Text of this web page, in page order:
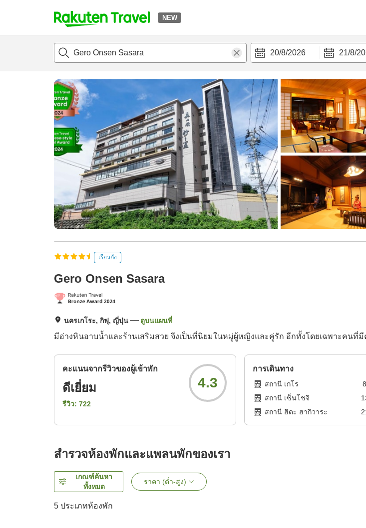
NEW
t
p
a
g
e
_
s
e
a
r
c
20/8/2026 21/8/
แนะนำที่พักห้องพักและแพลนพัก
เรียวกัง
Gero Onsen Sasara
นครเกโระ, กิฟุ, ญี่ปุ่น ดูบนแผนที่
มีอ่างหินอาบน้ำและร้านเสริมสวย จึงเป็นที่นิยมในหมู่ผู้หญิงและคู่รัก อีกทั้งโดยเฉพาะคนที่มี
คะแนนจากรีวิวของผู้เข้าพัก
ดีเยี่ยม
รีวิว: 722
4.3
การเดินทาง
สถานี เกโร 8
สถานี เซ็นโชจิ
สถานี ฮิดะ ฮากิวาระ
สำรวจห้องพักและแพลนพักของเรา
เกณฑ์ค้นหา
ทั้งหมด
ราคา (ต่ำ-สูง)
5 ประเภทห้องพัก